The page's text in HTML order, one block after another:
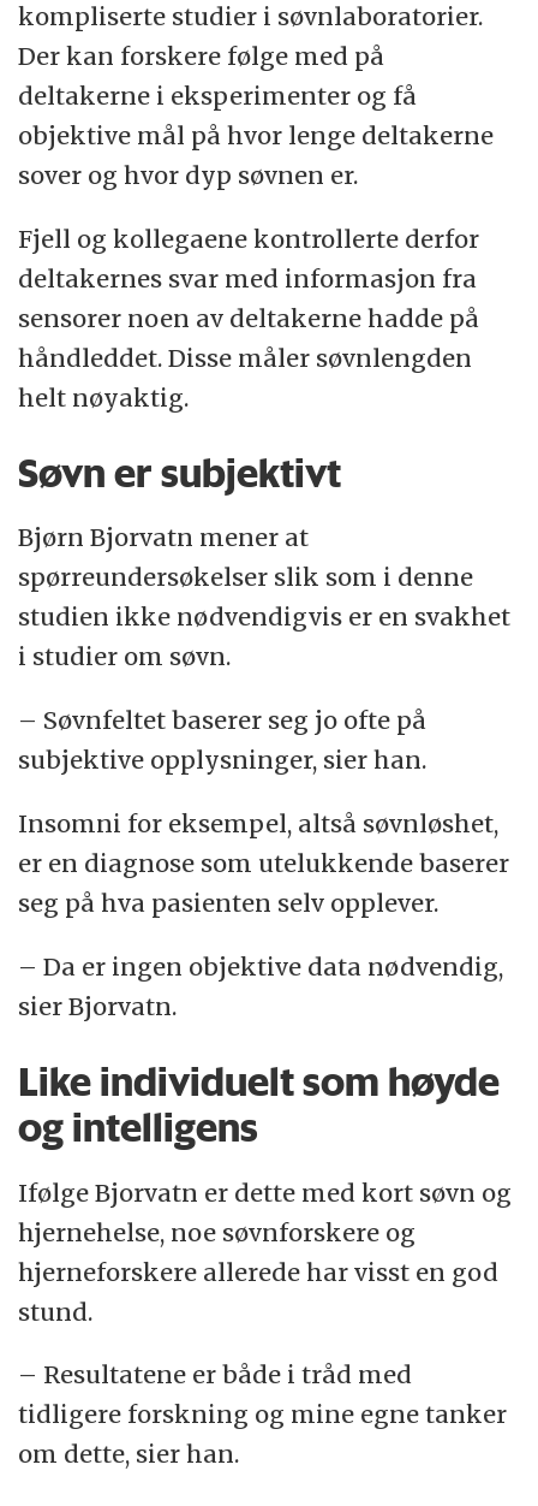
kompliserte studier i søvnlaboratorier.
Der kan forskere følge med på
deltakerne i eksperimenter og få
objektive mål på hvor lenge deltakerne
sover og hvor dyp søvnen er.
Fjell og kollegaene kontrollerte derfor
deltakernes svar med informasjon fra
sensorer noen av deltakerne hadde på
håndleddet. Disse måler søvnlengden
helt nøyaktig.
Søvn er subjektivt
Bjørn Bjorvatn mener at
spørreundersøkelser slik som i denne
studien ikke nødvendigvis er en svakhet
i studier om søvn.
– Søvnfeltet baserer seg jo ofte på
subjektive opplysninger, sier han.
Insomni for eksempel, altså søvnløshet,
er en diagnose som utelukkende baserer
seg på hva pasienten selv opplever.
– Da er ingen objektive data nødvendig,
sier Bjorvatn.
Like individuelt som høyde
og intelligens
Ifølge Bjorvatn er dette med kort søvn og
hjernehelse, noe søvnforskere og
hjerneforskere allerede har visst en god
stund.
– Resultatene er både i tråd med
tidligere forskning og mine egne tanker
om dette, sier han.